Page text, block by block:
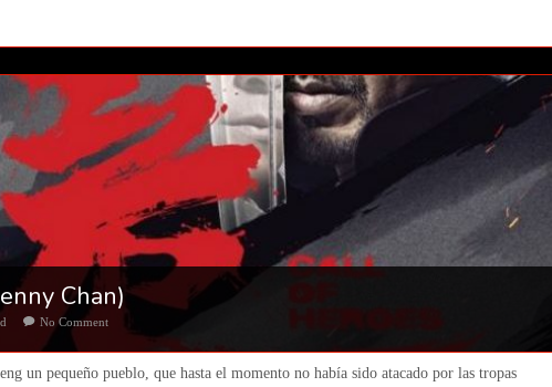
Chan)
No Comment
un pequeño pueblo, que hasta el momento no había sido atacado por las tropas